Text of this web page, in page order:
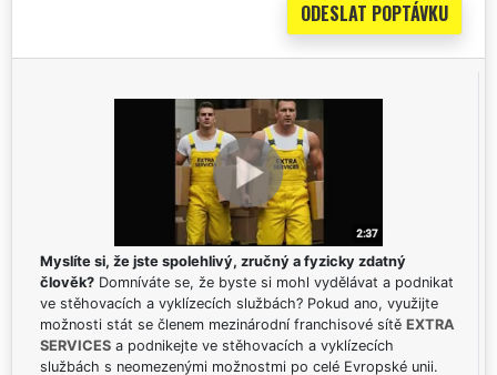
Myslíte si, že jste spolehlivý, zručný a fyzicky zdatný
člověk? Domníváte se, že byste si mohl vydělávat a podnikat
ve stěhovacích a vyklízecích službách? Pokud ano, využijte
možnosti stát se členem mezinárodní franchisové sítě EXTRA
SERVICES a podnikejte ve stěhovacích a vyklízecích
službách s neomezenými možnostmi po celé Evropské unii.